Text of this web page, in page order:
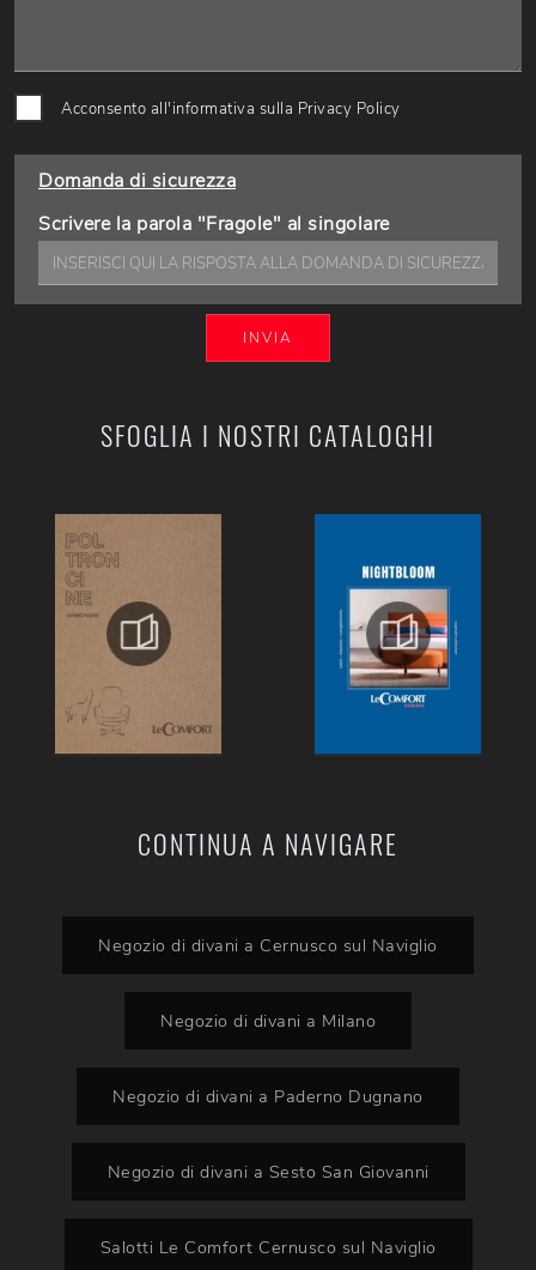
SFOGLIA I NOSTRI CATALOGHI
CONTINUA A NAVIGARE
Negozio di divani a Cernusco sul Naviglio
Negozio di divani a Milano
Negozio di divani a Paderno Dugnano
Negozio di divani a Sesto San Giovanni
Salotti Le Comfort Cernusco sul Naviglio
Acconsento all'informativa sulla Privacy Policy
Domanda di sicurezza
Scrivere la parola "Fragole" al singolare
INVIA